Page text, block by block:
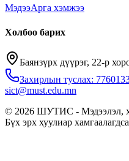
МэдээАрга хэмжээ
Холбоо барих
Баянзүрх дүүрэг, 22-р
Захирлын туслах:
sict@must.edu.mn
© 2026 ШУТИС - Мэдээлэл,
Бүх эрх хуулиар